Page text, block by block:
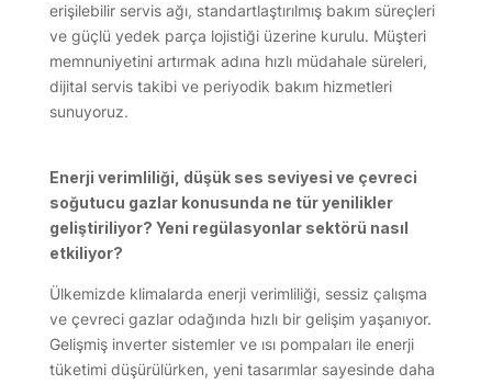
erişilebilir servis ağı, standartlaştırılmış bakım süreçleri
ve güçlü yedek parça lojistiği üzerine kurulu. Müşteri
memnuniyetini artırmak adına hızlı müdahale süreleri,
dijital servis takibi ve periyodik bakım hizmetleri
sunuyoruz.
Enerji verimliliği, düşük ses seviyesi ve çevreci
soğutucu gazlar konusunda ne tür yenilikler
geliştiriliyor? Yeni regülasyonlar sektörü nasıl
etkiliyor?
Ülkemizde klimalarda enerji verimliliği, sessiz çalışma
ve çevreci gazlar odağında hızlı bir gelişim yaşanıyor.
Gelişmiş inverter sistemler ve ısı pompaları ile enerji
tüketimi düşürülürken, yeni tasarımlar sayesinde daha